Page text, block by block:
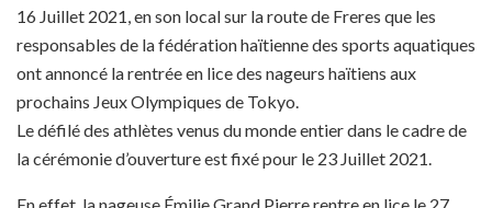
16 Juillet 2021, en son local sur la route de Freres que les
responsables de la fédération haïtienne des sports aquatiques
ont annoncé la rentrée en lice des nageurs haïtiens aux
prochains Jeux Olympiques de Tokyo.
Le défilé des athlètes venus du monde entier dans le cadre de
la cérémonie d’ouverture est fixé pour le 23 Juillet 2021.